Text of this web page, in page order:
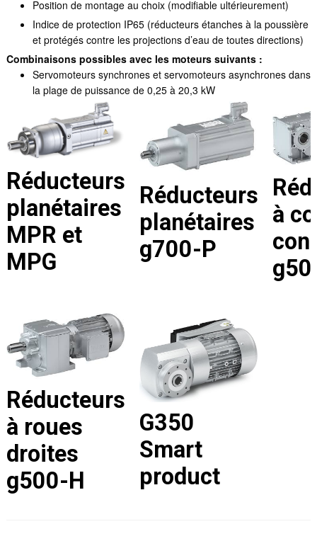
Position de montage au choix (modifiable ultérieurement)
Indice de protection IP65 (réducteurs étanches à la poussière
et protégés contre les projections d’eau de toutes directions)
Combinaisons possibles avec les moteurs suivants :
Servomoteurs synchrones et servomoteurs asynchrones dans
la plage de puissance de 0,25 à 20,3 kW
Réducteurs
planétaires
MPR et
MPG
Réducteurs
planétaires
g700-P
à
Réducteurs
à roues
droites
g500-H
G350
Smart
product